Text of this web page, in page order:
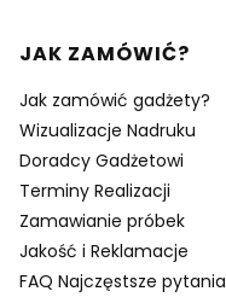
Linki w stopce
JAK ZAMÓWIĆ?
Jak zamówić gadżety?
Wizualizacje Nadruku
Doradcy Gadżetowi
Terminy Realizacji
Zamawianie próbek
Jakość i Reklamacje
FAQ Najczęstsze pytania